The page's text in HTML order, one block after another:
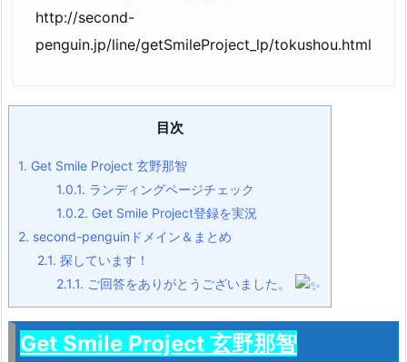
http://second-
penguin.jp/line/getSmileProject_lp/tokushou.html
目次
1. Get Smile Project 玄野那智
1.0.1. ランディングページチェック
1.0.2. Get Smile Project登録を実況
2. second-penguinドメイン＆まとめ
2.1. 探しています！
2.1.1. ご回答をありがとうございました。
Get Smile Project 玄野那智